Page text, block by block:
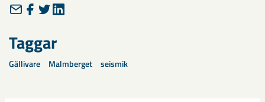
Taggar
Gällivare Malmberget seismik